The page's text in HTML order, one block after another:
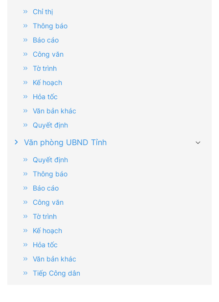
Chỉ thị
Thông báo
Báo cáo
Công văn
Tờ trình
Kế hoạch
Hỏa tốc
Văn bản khác
Quyết định
Văn phòng UBND Tỉnh
Quyết định
Thông báo
Báo cáo
Công văn
Tờ trình
Kế hoạch
Hỏa tốc
Văn bản khác
Tiếp Công dân